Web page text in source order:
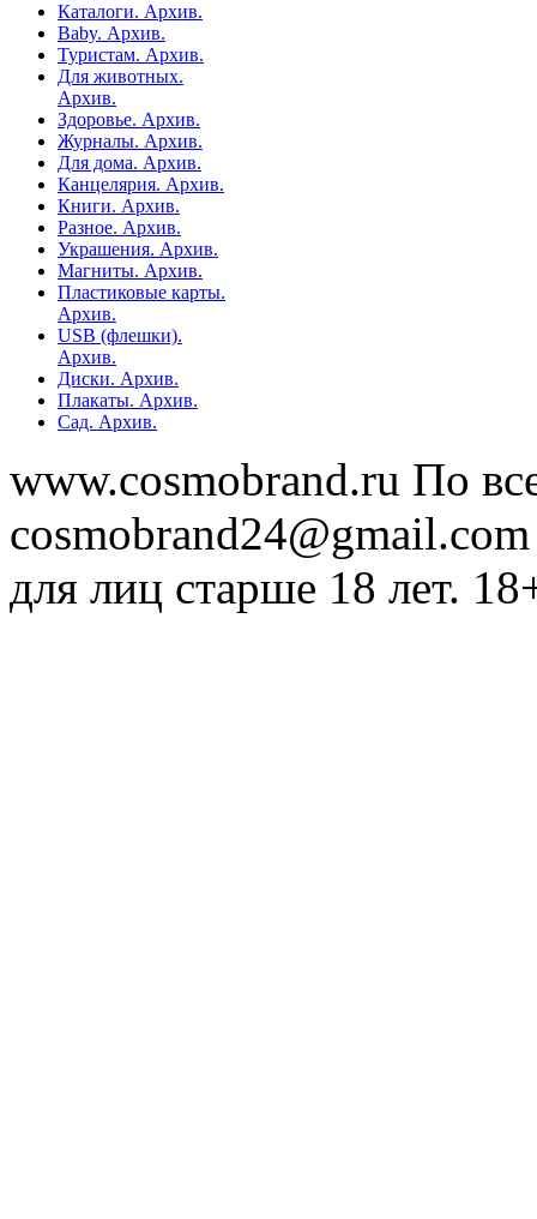
Каталоги. Архив.
Baby. Архив.
Туристам. Архив.
Для животных.
Архив.
Здоровье. Архив.
Журналы. Архив.
Для дома. Архив.
Канцелярия. Архив.
Книги. Архив.
Разное. Архив.
Украшения. Архив.
Магниты. Архив.
Пластиковые карты.
Архив.
USB (флешки).
Архив.
Диски. Архив.
Плакаты. Архив.
Сад. Архив.
www.cosmobrand.ru По
для лиц старше 18 лет.